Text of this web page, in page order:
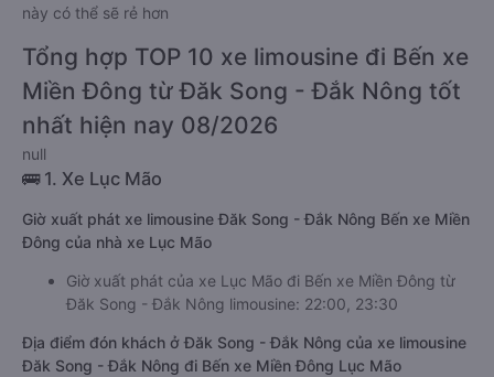
này có thể sẽ rẻ hơn
Tổng hợp TOP 10 xe limousine đi Bến xe
Miền Đông từ Đăk Song - Đắk Nông tốt
nhất hiện nay 08/2026
null
🚌 1. Xe Lục Mão
Giờ xuất phát xe limousine Đăk Song - Đắk Nông Bến xe Miền
Đông của nhà xe Lục Mão
Giờ xuất phát của xe Lục Mão đi Bến xe Miền Đông từ
Đăk Song - Đắk Nông limousine: 22:00, 23:30
Địa điểm đón khách ở Đăk Song - Đắk Nông của xe limousine
Đăk Song - Đắk Nông đi Bến xe Miền Đông Lục Mão